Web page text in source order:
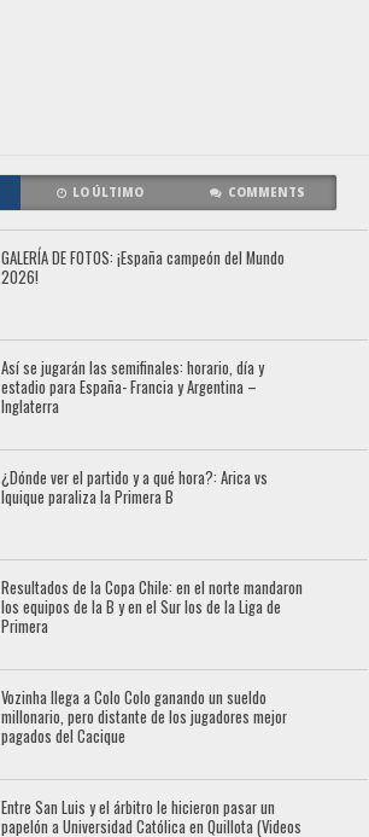
LO ÚLTIMO COMMENTS
GALERÍA DE FOTOS: ¡España campeón del Mundo
2026!
Así se jugarán las semifinales: horario, día y
estadio para España- Francia y Argentina –
Inglaterra
¿Dónde ver el partido y a qué hora?: Arica vs
Iquique paraliza la Primera B
Resultados de la Copa Chile: en el norte mandaron
los equipos de la B y en el Sur los de la Liga de
Primera
Vozinha llega a Colo Colo ganando un sueldo
millonario, pero distante de los jugadores mejor
pagados del Cacique
Entre San Luis y el árbitro le hicieron pasar un
papelón a Universidad Católica en Quillota (Videos